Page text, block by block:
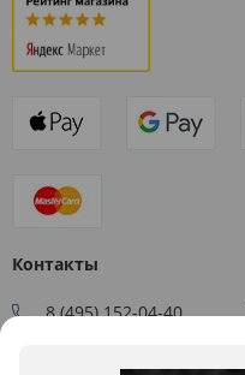
Контакты
8 (495) 152-04-40